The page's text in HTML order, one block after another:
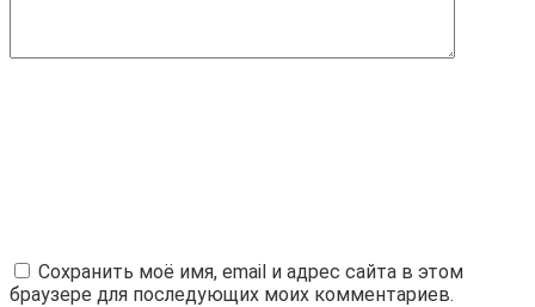
Сохранить моё имя, email и адрес сайта в этом
браузере для последующих моих комментариев.